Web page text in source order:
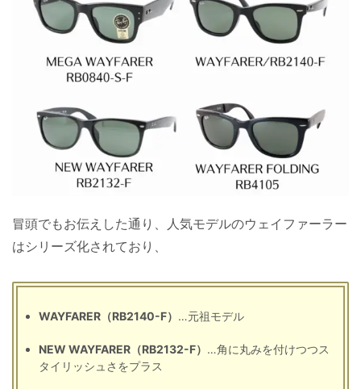
冒頭でもお伝えした通り、人気モデルのウェイファーラー
はシリーズ化されており、
WAYFARER（RB2140-F） …元祖モデル
NEW WAYFARER（RB2132-F） …角に丸みを付けつつス
タイリッシュさをプラス